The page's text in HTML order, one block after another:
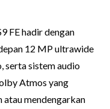
FE hadir dengan
12 MP ultrawide
serta sistem audio
Atmos yang
atau mendengarkan